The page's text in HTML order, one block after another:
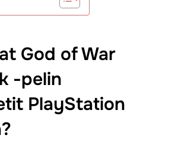
God of War
-pelin
PlayStation